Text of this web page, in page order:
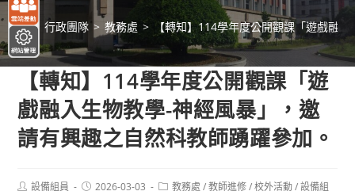
> 行政團隊 > 教務處 > 【轉知】114學年度公開觀課「遊戲融
【轉知】114學年度公開觀課「遊
戲融入生物教學-神經風暴」，邀
請有興趣之自然科教師踴躍參加。
Post設備組員
Post2026-03-03
Post教務處 / 教師進修 / 校外活動 / 設備組